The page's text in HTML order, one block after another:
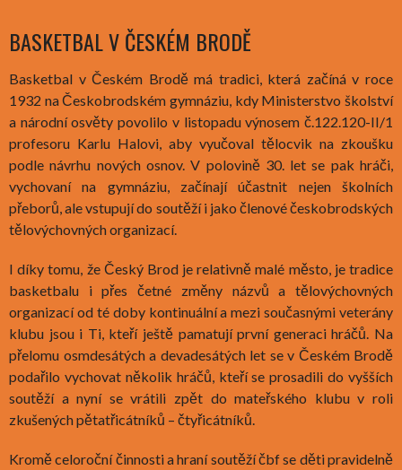
BASKETBAL V ČESKÉM BRODĚ
Basketbal v Českém Brodě má tradici, která začíná v roce
1932 na Českobrodském gymnáziu, kdy Ministerstvo školství
a národní osvěty povolilo v listopadu výnosem č.122.120-II/1
profesoru Karlu Halovi, aby vyučoval tělocvik na zkoušku
podle návrhu nových osnov. V polovině 30. let se pak hráči,
vychovaní na gymnáziu, začínají účastnit nejen školních
přeborů, ale vstupují do soutěží i jako členové českobrodských
tělovýchovných organizací.
I díky tomu, že Český Brod je relativně malé město, je tradice
basketbalu i přes četné změny názvů a tělovýchovných
organizací od té doby kontinuální a mezi současnými veterány
klubu jsou i Ti, kteří ještě pamatují první generaci hráčů. Na
přelomu osmdesátých a devadesátých let se v Českém Brodě
podařilo vychovat několik hráčů, kteří se prosadili do vyšších
soutěží a nyní se vrátili zpět do mateřského klubu v roli
zkušených pětatřicátníků – čtyřicátníků.
Kromě celoroční činnosti a hraní soutěží čbf se děti pravidelně